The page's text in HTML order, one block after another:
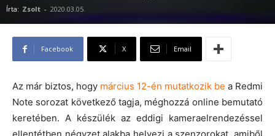
Írta: Zsolt - 2020.03.05.
Facebook X Email
Az már biztos, hogy március 12-én mutatkozik be a Redmi
Note sorozat következő tagja, méghozzá online bemutató
keretében. A készülék az eddigi kameraelrendezéssel